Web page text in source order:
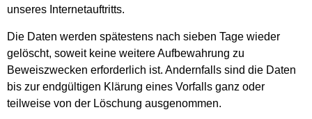
unseres Internetauftritts.
Die Daten werden spätestens nach sieben Tage wieder
gelöscht, soweit keine weitere Aufbewahrung zu
Beweiszwecken erforderlich ist. Andernfalls sind die Daten
bis zur endgültigen Klärung eines Vorfalls ganz oder
teilweise von der Löschung ausgenommen.